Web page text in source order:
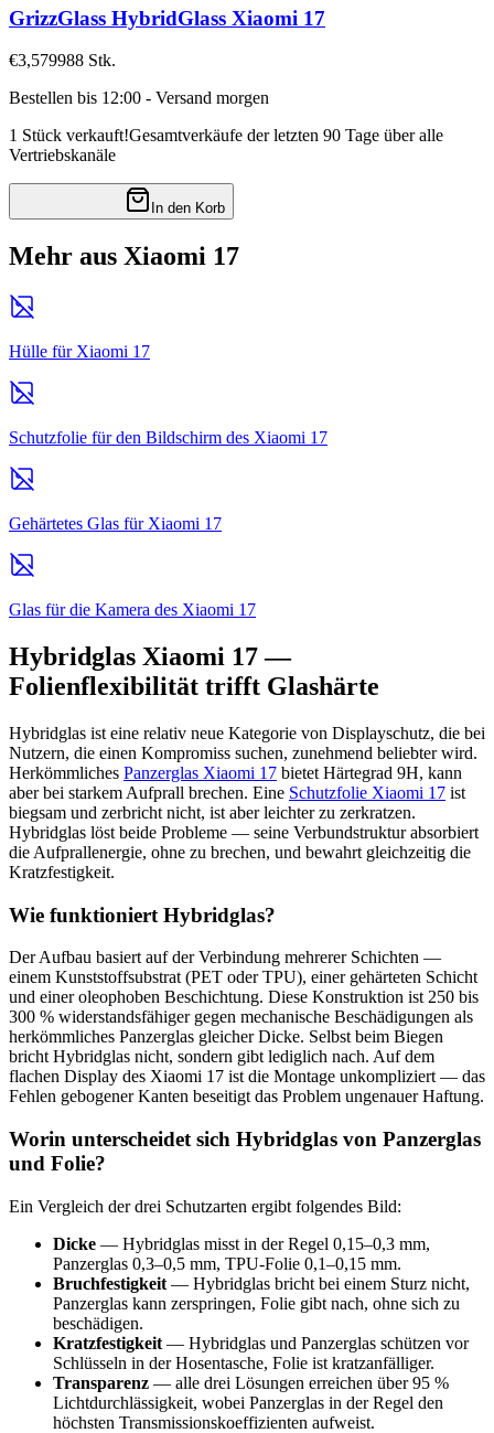
GrizzGlass HybridGlass Xiaomi 17
€3,579988 Stk.
Bestellen bis 12:00 - Versand morgen
1 Stück verkauft!Gesamtverkäufe der letzten 90 Tage über alle
Vertriebskanäle
In den Korb
Mehr aus Xiaomi 17
Hülle für Xiaomi 17
Schutzfolie für den Bildschirm des Xiaomi 17
Gehärtetes Glas für Xiaomi 17
Glas für die Kamera des Xiaomi 17
Hybridglas Xiaomi 17 —
Folienflexibilität trifft Glashärte
Hybridglas ist eine relativ neue Kategorie von Displayschutz, die bei
Nutzern, die einen Kompromiss suchen, zunehmend beliebter wird.
Herkömmliches Panzerglas Xiaomi 17 bietet Härtegrad 9H, kann
aber bei starkem Aufprall brechen. Eine Schutzfolie Xiaomi 17 ist
biegsam und zerbricht nicht, ist aber leichter zu zerkratzen.
Hybridglas löst beide Probleme — seine Verbundstruktur absorbiert
die Aufprallenergie, ohne zu brechen, und bewahrt gleichzeitig die
Kratzfestigkeit.
Wie funktioniert Hybridglas?
Der Aufbau basiert auf der Verbindung mehrerer Schichten —
einem Kunststoffsubstrat (PET oder TPU), einer gehärteten Schicht
und einer oleophoben Beschichtung. Diese Konstruktion ist 250 bis
300 % widerstandsfähiger gegen mechanische Beschädigungen als
herkömmliches Panzerglas gleicher Dicke. Selbst beim Biegen
bricht Hybridglas nicht, sondern gibt lediglich nach. Auf dem
flachen Display des Xiaomi 17 ist die Montage unkompliziert — das
Fehlen gebogener Kanten beseitigt das Problem ungenauer Haftung.
Worin unterscheidet sich Hybridglas von Panzerglas
und Folie?
Ein Vergleich der drei Schutzarten ergibt folgendes Bild:
Dicke — Hybridglas misst in der Regel 0,15–0,3 mm,
Panzerglas 0,3–0,5 mm, TPU-Folie 0,1–0,15 mm.
Bruchfestigkeit — Hybridglas bricht bei einem Sturz nicht,
Panzerglas kann zerspringen, Folie gibt nach, ohne sich zu
beschädigen.
Kratzfestigkeit — Hybridglas und Panzerglas schützen vor
Schlüsseln in der Hosentasche, Folie ist kratzanfälliger.
Transparenz — alle drei Lösungen erreichen über 95 %
Lichtdurchlässigkeit, wobei Panzerglas in der Regel den
höchsten Transmissionskoeffizienten aufweist.